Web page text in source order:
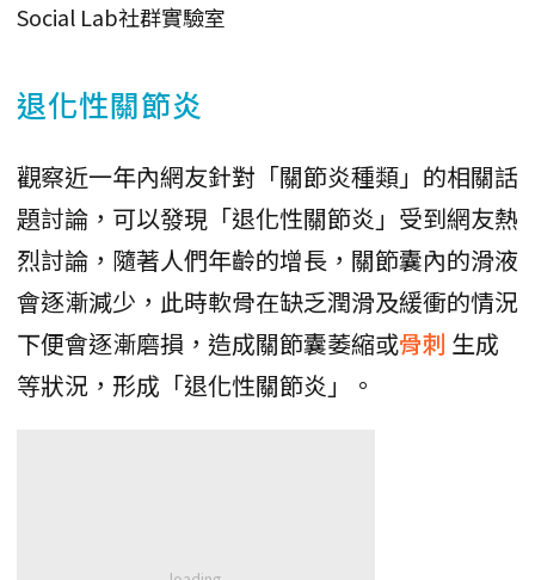
Social Lab社群實驗室
退化性關節炎
觀察近一年內網友針對「關節炎種類」的相關話
題討論，可以發現「退化性關節炎」受到網友熱
烈討論，隨著人們年齡的增長，關節囊內的滑液
會逐漸減少，此時軟骨在缺乏潤滑及緩衝的情況
下便會逐漸磨損，造成關節囊萎縮或骨刺 生成
等狀況，形成「退化性關節炎」。